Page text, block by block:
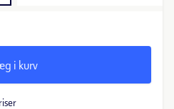
i kurv